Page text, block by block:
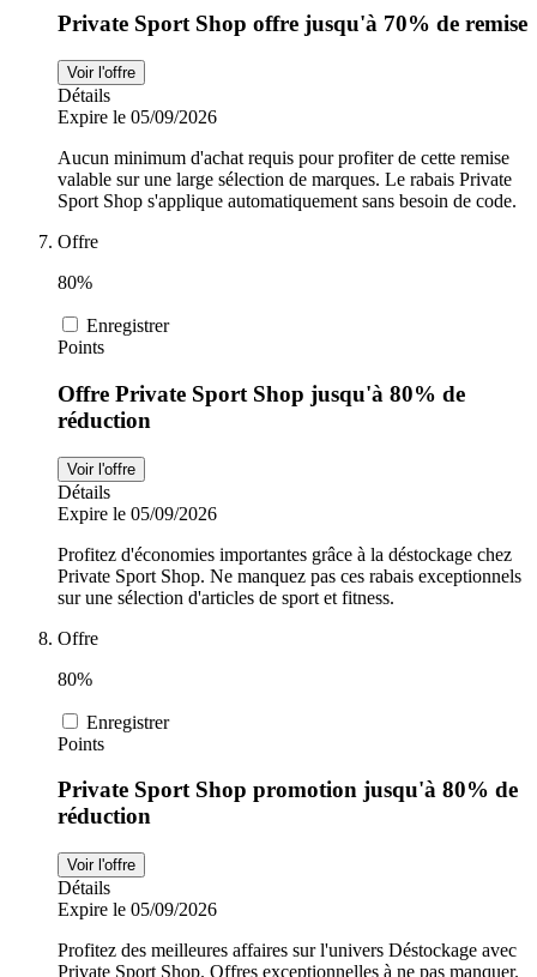
Private Sport Shop offre jusqu'à 70% de remise
Voir l'offre
Détails
Expire le 05/09/2026
Aucun minimum d'achat requis pour profiter de cette remise
valable sur une large sélection de marques. Le rabais Private
Sport Shop s'applique automatiquement sans besoin de code.
Offre
80%
Enregistrer
Points
Offre Private Sport Shop jusqu'à 80% de
réduction
Voir l'offre
Détails
Expire le 05/09/2026
Profitez d'économies importantes grâce à la déstockage chez
Private Sport Shop. Ne manquez pas ces rabais exceptionnels
sur une sélection d'articles de sport et fitness.
Offre
80%
Enregistrer
Points
Private Sport Shop promotion jusqu'à 80% de
réduction
Voir l'offre
Détails
Expire le 05/09/2026
Profitez des meilleures affaires sur l'univers Déstockage avec
Private Sport Shop. Offres exceptionnelles à ne pas manquer.